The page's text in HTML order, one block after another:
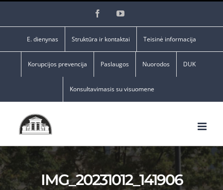
FacebookYouTube
E. dienynas Struktūra ir kontaktai Teisinė informacija
Korupcijos prevencija Paslaugos Nuorodos DUK
Konsultavimasis su visuomene
IMG_20231012_141906